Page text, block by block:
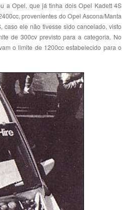
a Opel, que já tinha dois Opel Kadett 4S
provenientes do Opel Ascona/Manta
caso ele não tivesse sido cancelado, visto
de 300cv previsto para a categoria. No
o limite de 1200cc estabelecido para o